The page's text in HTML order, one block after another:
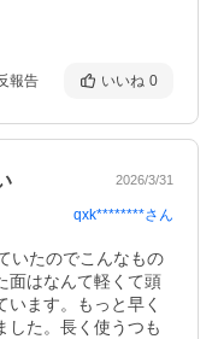
報告 いいね 0
2026/3/31
qxk********さん
いたのでこんなもの
面はなんて軽くて頭
ます。もっと早く
した。長く使うつも